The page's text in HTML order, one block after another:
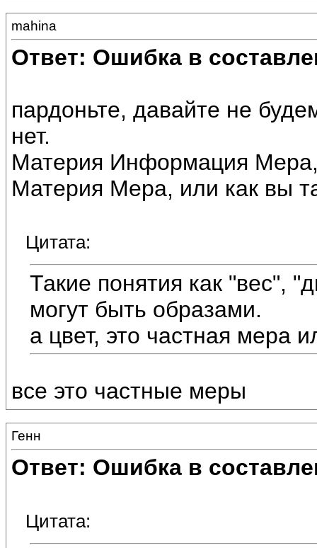
mahina
Ответ: Ошибка в
пардоньте, давайте не
нет.
Материя Информация
Материя Мера, или как вы
Цитата:
Такие понятия как "вес",
могут быть образами.
а цвет, это частная мера
все это частные меры
Генн
Ответ: Ошибка в
Цитата: